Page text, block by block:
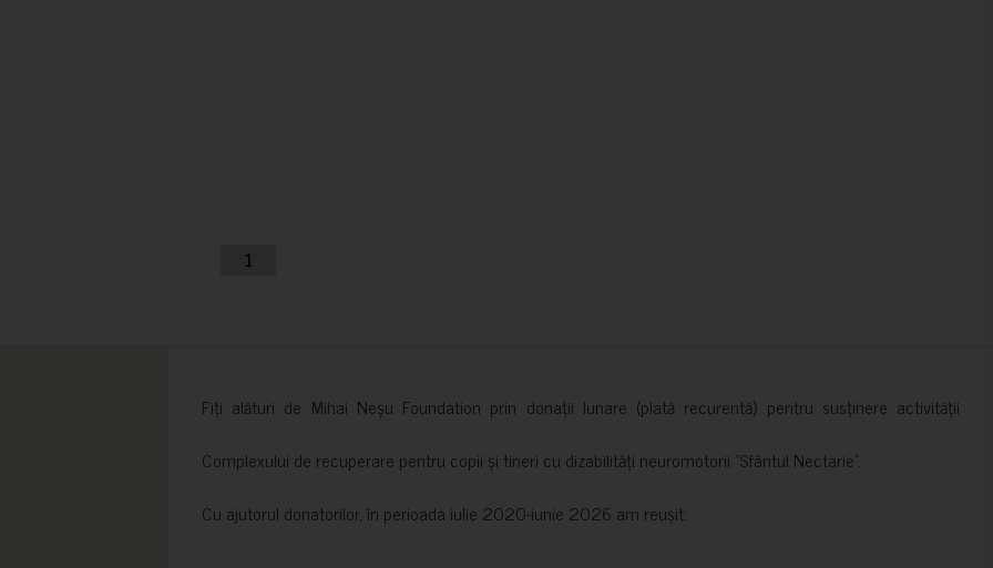
1
Fiți alături de Mihai Neșu Foundation prin donații lunare (plată recurentă) pentru susținere activității
Complexului de recuperare pentru copii și tineri cu dizabilități neuromotorii ”Sfântul Nectarie”.
Cu ajutorul donatorilor, în perioada iulie 2020-iunie 2026 am reușit: